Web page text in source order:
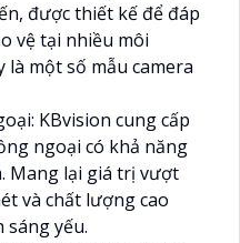
được thiết kế để đáp
vệ tại nhiều môi
một số mẫu camera
KBvision cung cấp
ngoại có khả năng
Mang lại giá trị vượt
và chất lượng cao
sáng yếu.